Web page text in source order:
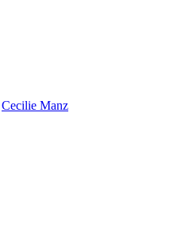
Cecilie Manz